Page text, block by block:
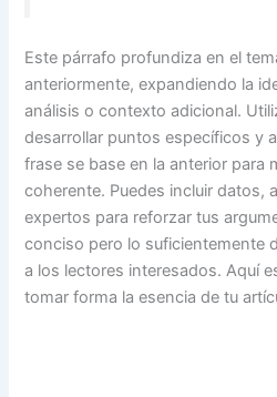
Este párrafo profundiza en el
anteriormente, expandiendo la
análisis o contexto adicional.
desarrollar puntos específicos y
frase se base en la anterior para
coherente. Puedes incluir datos,
expertos para reforzar tus
conciso pero lo suficientemente
a los lectores interesados. Aquí
tomar forma la esencia de tu